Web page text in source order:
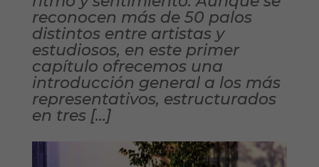
reconocen más de 50 palos
distintos entre artistas y
estudiosos, en este primer
capítulo ofrecemos una
introducción general a los más
representativos, estructurados
en tres […]